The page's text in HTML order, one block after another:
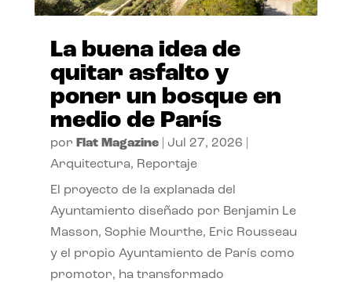
La buena idea de
quitar asfalto y
poner un bosque en
medio de París
por Flat Magazine| Jul 27, 2026
Arquitectura, Reportaje
El proyecto de la explanada del
Ayuntamiento diseñado por Benjamin Le
Masson, Sophie Mourthe, Eric Rousseau
y el propio Ayuntamiento de París como
promotor, ha transformado